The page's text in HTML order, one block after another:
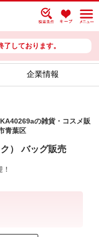
しております。
企業情報
の雑貨・コスメ販
青葉区
） バッグ販売
なります。